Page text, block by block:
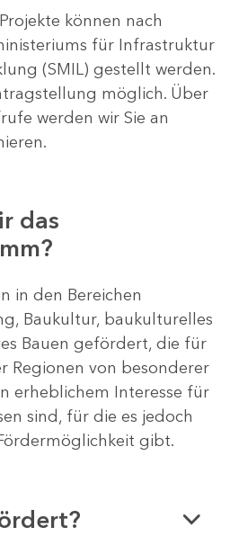
können nach
für Infrastruktur
(SMIL) gestellt werden.
möglich. Über
werden wir Sie an
das
in den Bereichen
Baukultur, baukulturelles
Bauen gefördert, die für
Regionen von besonderer
erheblichem Interesse für
sind, für die es jedoch
gibt.